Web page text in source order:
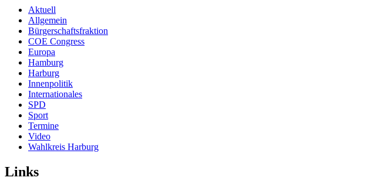
Aktuell
Allgemein
Bürgerschaftsfraktion
COE Congress
Europa
Hamburg
Harburg
Innenpolitik
Internationales
SPD
Sport
Termine
Video
Wahlkreis Harburg
Links